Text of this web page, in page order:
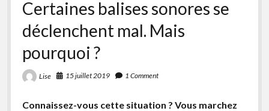
Transports en commun
Télécommande pour feux sonores
Balises sonores
Bandes d’éveil de vigilance
Glossaire
Certaines balises sonores se
déclenchent mal. Mais
pourquoi ?
Lise 15 juillet 2019 1 Comment
Connaissez-vous cette situation ? Vous marchez